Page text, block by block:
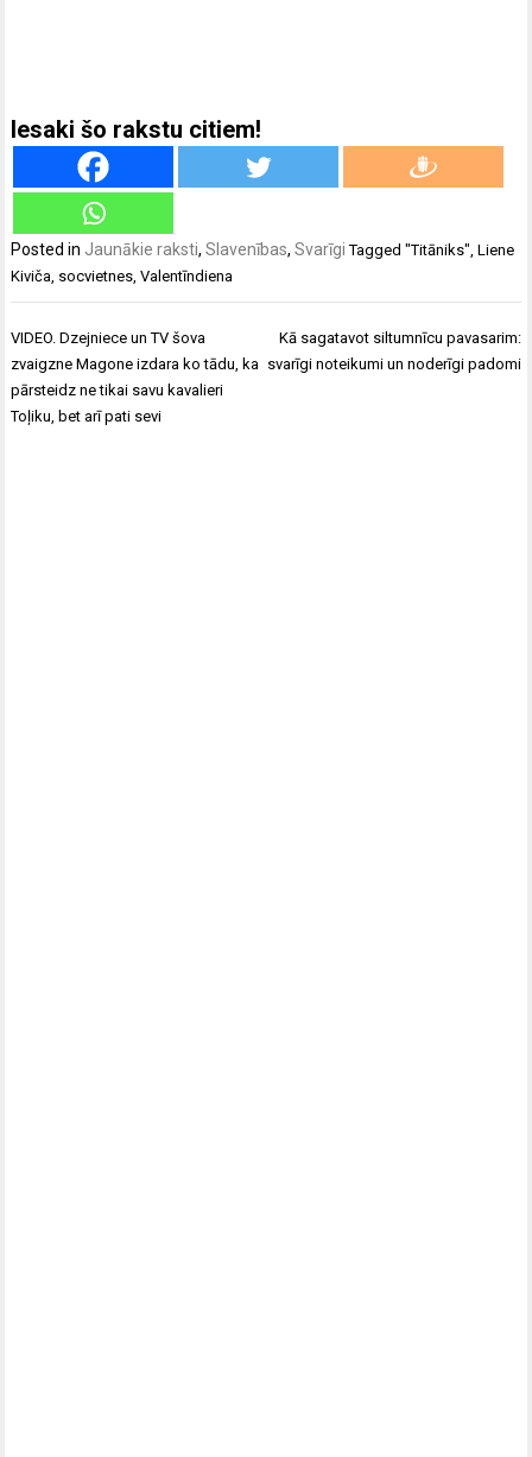
Iesaki šo rakstu citiem!
Posted in Jaunākie raksti,Slavenības,Svarīgi Tagged"Titāniks" ,Liene
Kiviča socvietnes ,Valentīndiena
Ziņu
izvēlne
VIDEO. Dzejniece un TV šova
zvaigzne Magone izdara ko tādu, ka
pārsteidz ne tikai savu kavalieri
Toļiku, bet arī pati sevi
Kā sagatavot siltumnīcu pavasarim:
svarīgi noteikumi un noderīgi padomi